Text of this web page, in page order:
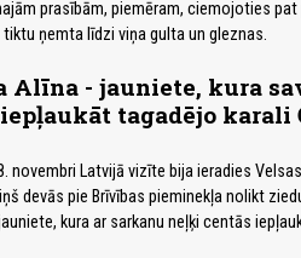
prasībām, piemēram, ciemojoties pat
tiktu ņemta līdzi viņa gulta un gleznas.
Alīna - jauniete, kura
tagadējo karali
novembri Latvijā vizīte bija ieradies
devās pie Brīvības pieminekļa nolikt
kura ar sarkanu neļķi centās